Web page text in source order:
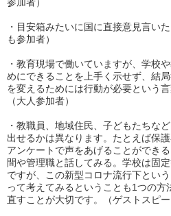
・ 目安箱みたいに国に直接意見言い
も参加者）
・ 教育現場で働いていますが、学校
めにできることを上手く示せず、結
を変えるためには行動が必要という
（大人参加者）
・ 教職員、地域住民、子どもたちな
出せるかは異なります。 たとえば保
アンケートで声をあげることができ
間や管理職と話してみる。学校は固
ですが、
この新型コロナ流行下とい
って考えてみるということも1つの
直すことが大切です。
（ゲストスピ